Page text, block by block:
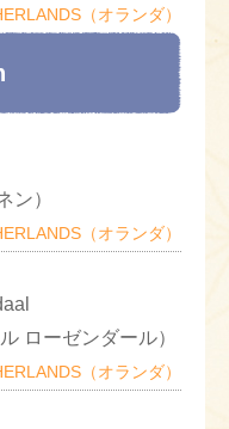
（オランダ）
ン）
（オランダ）
ローゼンダール）
（オランダ）